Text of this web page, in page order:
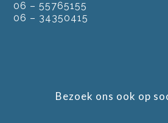
06 – 55765155
06 – 34350415
Bezoek ons ook op